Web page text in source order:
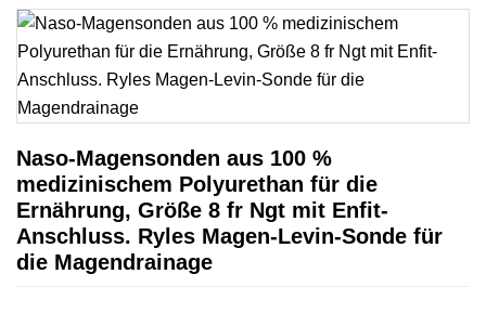
Naso-Magensonden aus 100 %
medizinischem Polyurethan für die
Ernährung, Größe 8 fr Ngt mit Enfit-
Anschluss. Ryles Magen-Levin-Sonde für
die Magendrainage